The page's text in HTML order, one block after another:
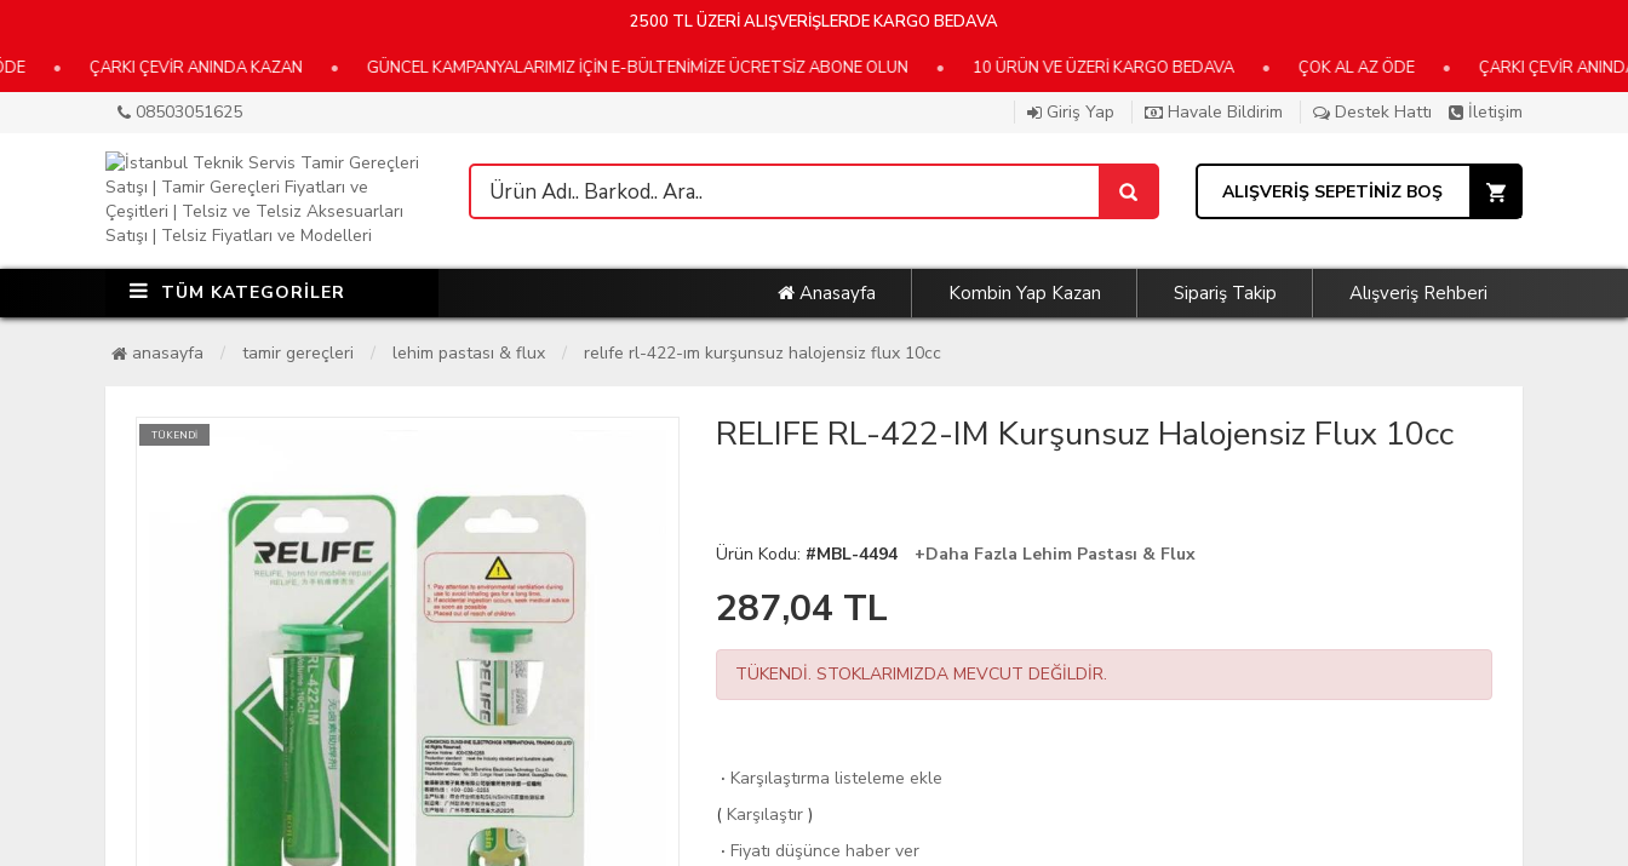
2500 TL ÜZERİ ALIŞVERİŞLERDE KARGO BEDAVA
ÇARKI ÇEVİR ANINDA KAZAN • GÜNCEL KAMPANYALARIMIZ İÇİN E-BÜLTENİMİZE ÜCRETSİZ ABONE OLUN • 10 ÜRÜN VE ÜZERİ KARGO BEDAVA • ÇOK AL AZ ÖDE • ÇARKI ÇEVİR ANINDA KAZAN
08503051625 Giriş Yap Havale Bildirim Destek Hattı İletişim
ALIŞVERİŞ SEPETİNİZ BOŞ
TÜM KATEGORİLER Anasayfa Kombin Yap Kazan Sipariş Takip Alışveriş Rehberi
anasayfa tamir gereçleri lehim pastası & flux relife rl-422-im kurşunsuz halojensiz flux 10cc
TÜKENDİ RELIFE RL-422-IM Kurşunsuz Halojensiz Flux 10cc
Ürün Kodu: #MBL-4494 +Daha Fazla Lehim Pastası & Flux
287,04 TL
TÜKENDİ. STOKLARIMIZDA MEVCUT DEĞİLDİR.
·Karşılaştırma listeleme ekle
(Karşılaştır )
·Fiyatı düşünce haber ver